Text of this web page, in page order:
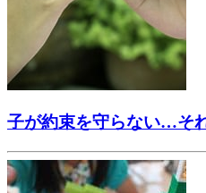
子が約束を守らない…そ